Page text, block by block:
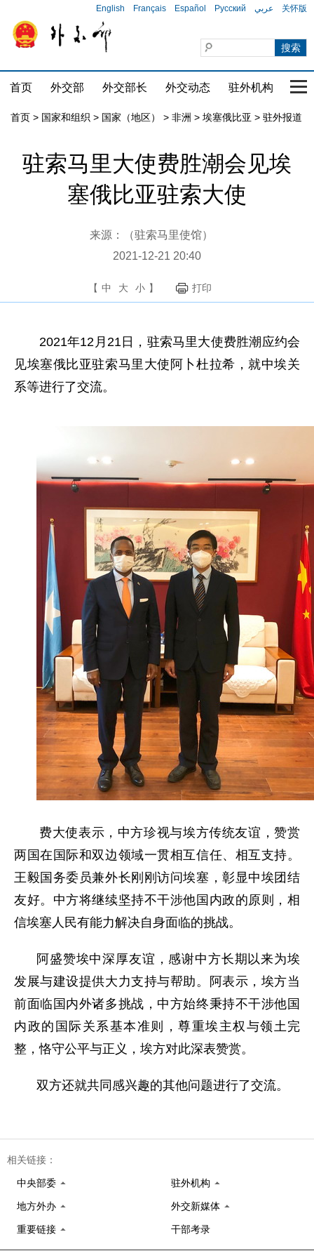
English Français Español Русский عربي 关怀版
首页 外交部 外交部长 外交动态 驻外机构 国
首页 > 国家和组织 > 国家（地区） > 非洲 > 埃塞俄比亚 > 驻外报道
驻索马里大使费胜潮会见埃
塞俄比亚驻索大使
来源：（驻索马里使馆）
2021-12-21 20:40
【 中 大 小 】 打印
2021年12月21日，驻索马里大使费胜潮应约会
见埃塞俄比亚驻索马里大使阿卜杜拉希，就中埃关
系等进行了交流。
费大使表示，中方珍视与埃方传统友谊，赞赏
两国在国际和双边领域一贯相互信任、相互支持。
王毅国务委员兼外长刚刚访问埃塞，彰显中埃团结
友好。中方将继续坚持不干涉他国内政的原则，相
信埃塞人民有能力解决自身面临的挑战。
阿盛赞埃中深厚友谊，感谢中方长期以来为埃
发展与建设提供大力支持与帮助。阿表示，埃方当
前面临国内外诸多挑战，中方始终秉持不干涉他国
内政的国际关系基本准则，尊重埃主权与领土完
整，恪守公平与正义，埃方对此深表赞赏。
双方还就共同感兴趣的其他问题进行了交流。
相关链接：
中央部委 驻外机构
地方外办 外交新媒体
重要链接 干部考录